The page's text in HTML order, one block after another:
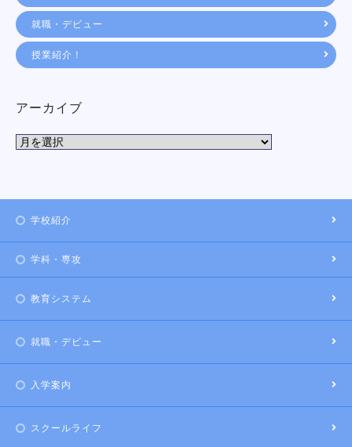
就職・デビュー
授業紹介！
アーカイブ
学校紹介
学科・専攻
教育システム
就職・デビュー
入学案内
スクールライフ